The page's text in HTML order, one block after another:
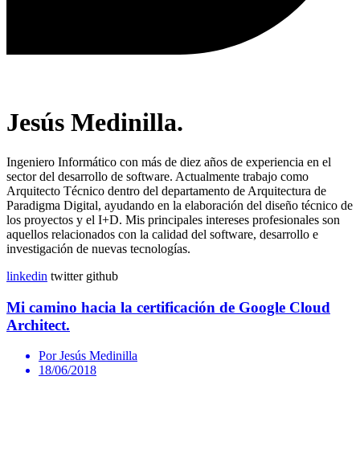
Jesús Medinilla.
Ingeniero Informático con más de diez años de experiencia en el
sector del desarrollo de software. Actualmente trabajo como
Arquitecto Técnico dentro del departamento de Arquitectura de
Paradigma Digital, ayudando en la elaboración del diseño técnico de
los proyectos y el I+D. Mis principales intereses profesionales son
aquellos relacionados con la calidad del software, desarrollo e
investigación de nuevas tecnologías.
linkedin twitter github
Mi camino hacia la certificación de Google Cloud
Architect.
Por Jesús Medinilla
18/06/2018